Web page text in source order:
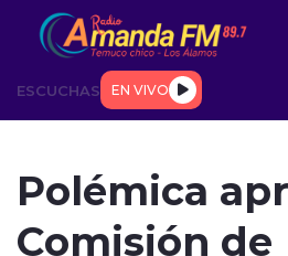
Click acá para ir directamente al
ESCUCHAS EN VIVO
DEPORTES
Polémica
Comisión de